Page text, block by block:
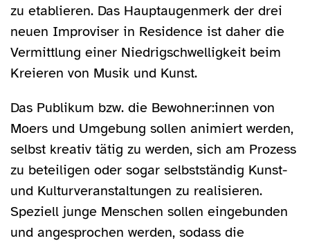
zu etablieren. Das Hauptaugenmerk der drei
neuen Improviser in Residence ist daher die
Vermittlung einer Niedrigschwelligkeit beim
Kreieren von Musik und Kunst.
Das Publikum bzw. die Bewohner:innen von
Moers und Umgebung sollen animiert werden,
selbst kreativ tätig zu werden, sich am Prozess
zu beteiligen oder sogar selbstständig Kunst-
und Kulturveranstaltungen zu realisieren.
Speziell junge Menschen sollen eingebunden
und angesprochen werden, sodass die